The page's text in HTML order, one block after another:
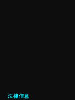
法律信息